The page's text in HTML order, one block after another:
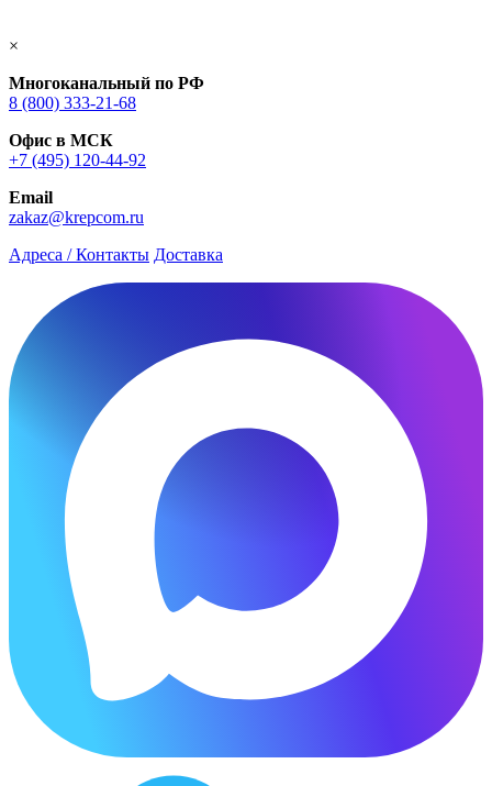
×
Многоканальный по РФ
8 (800) 333‑21-68
Офис в МСК
+7 (495) 120-44-92
Email
zakaz@krepcom.ru
Адреса / Контакты Доставка